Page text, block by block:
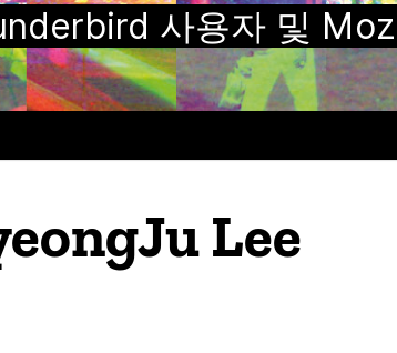
사용자 및
Lee